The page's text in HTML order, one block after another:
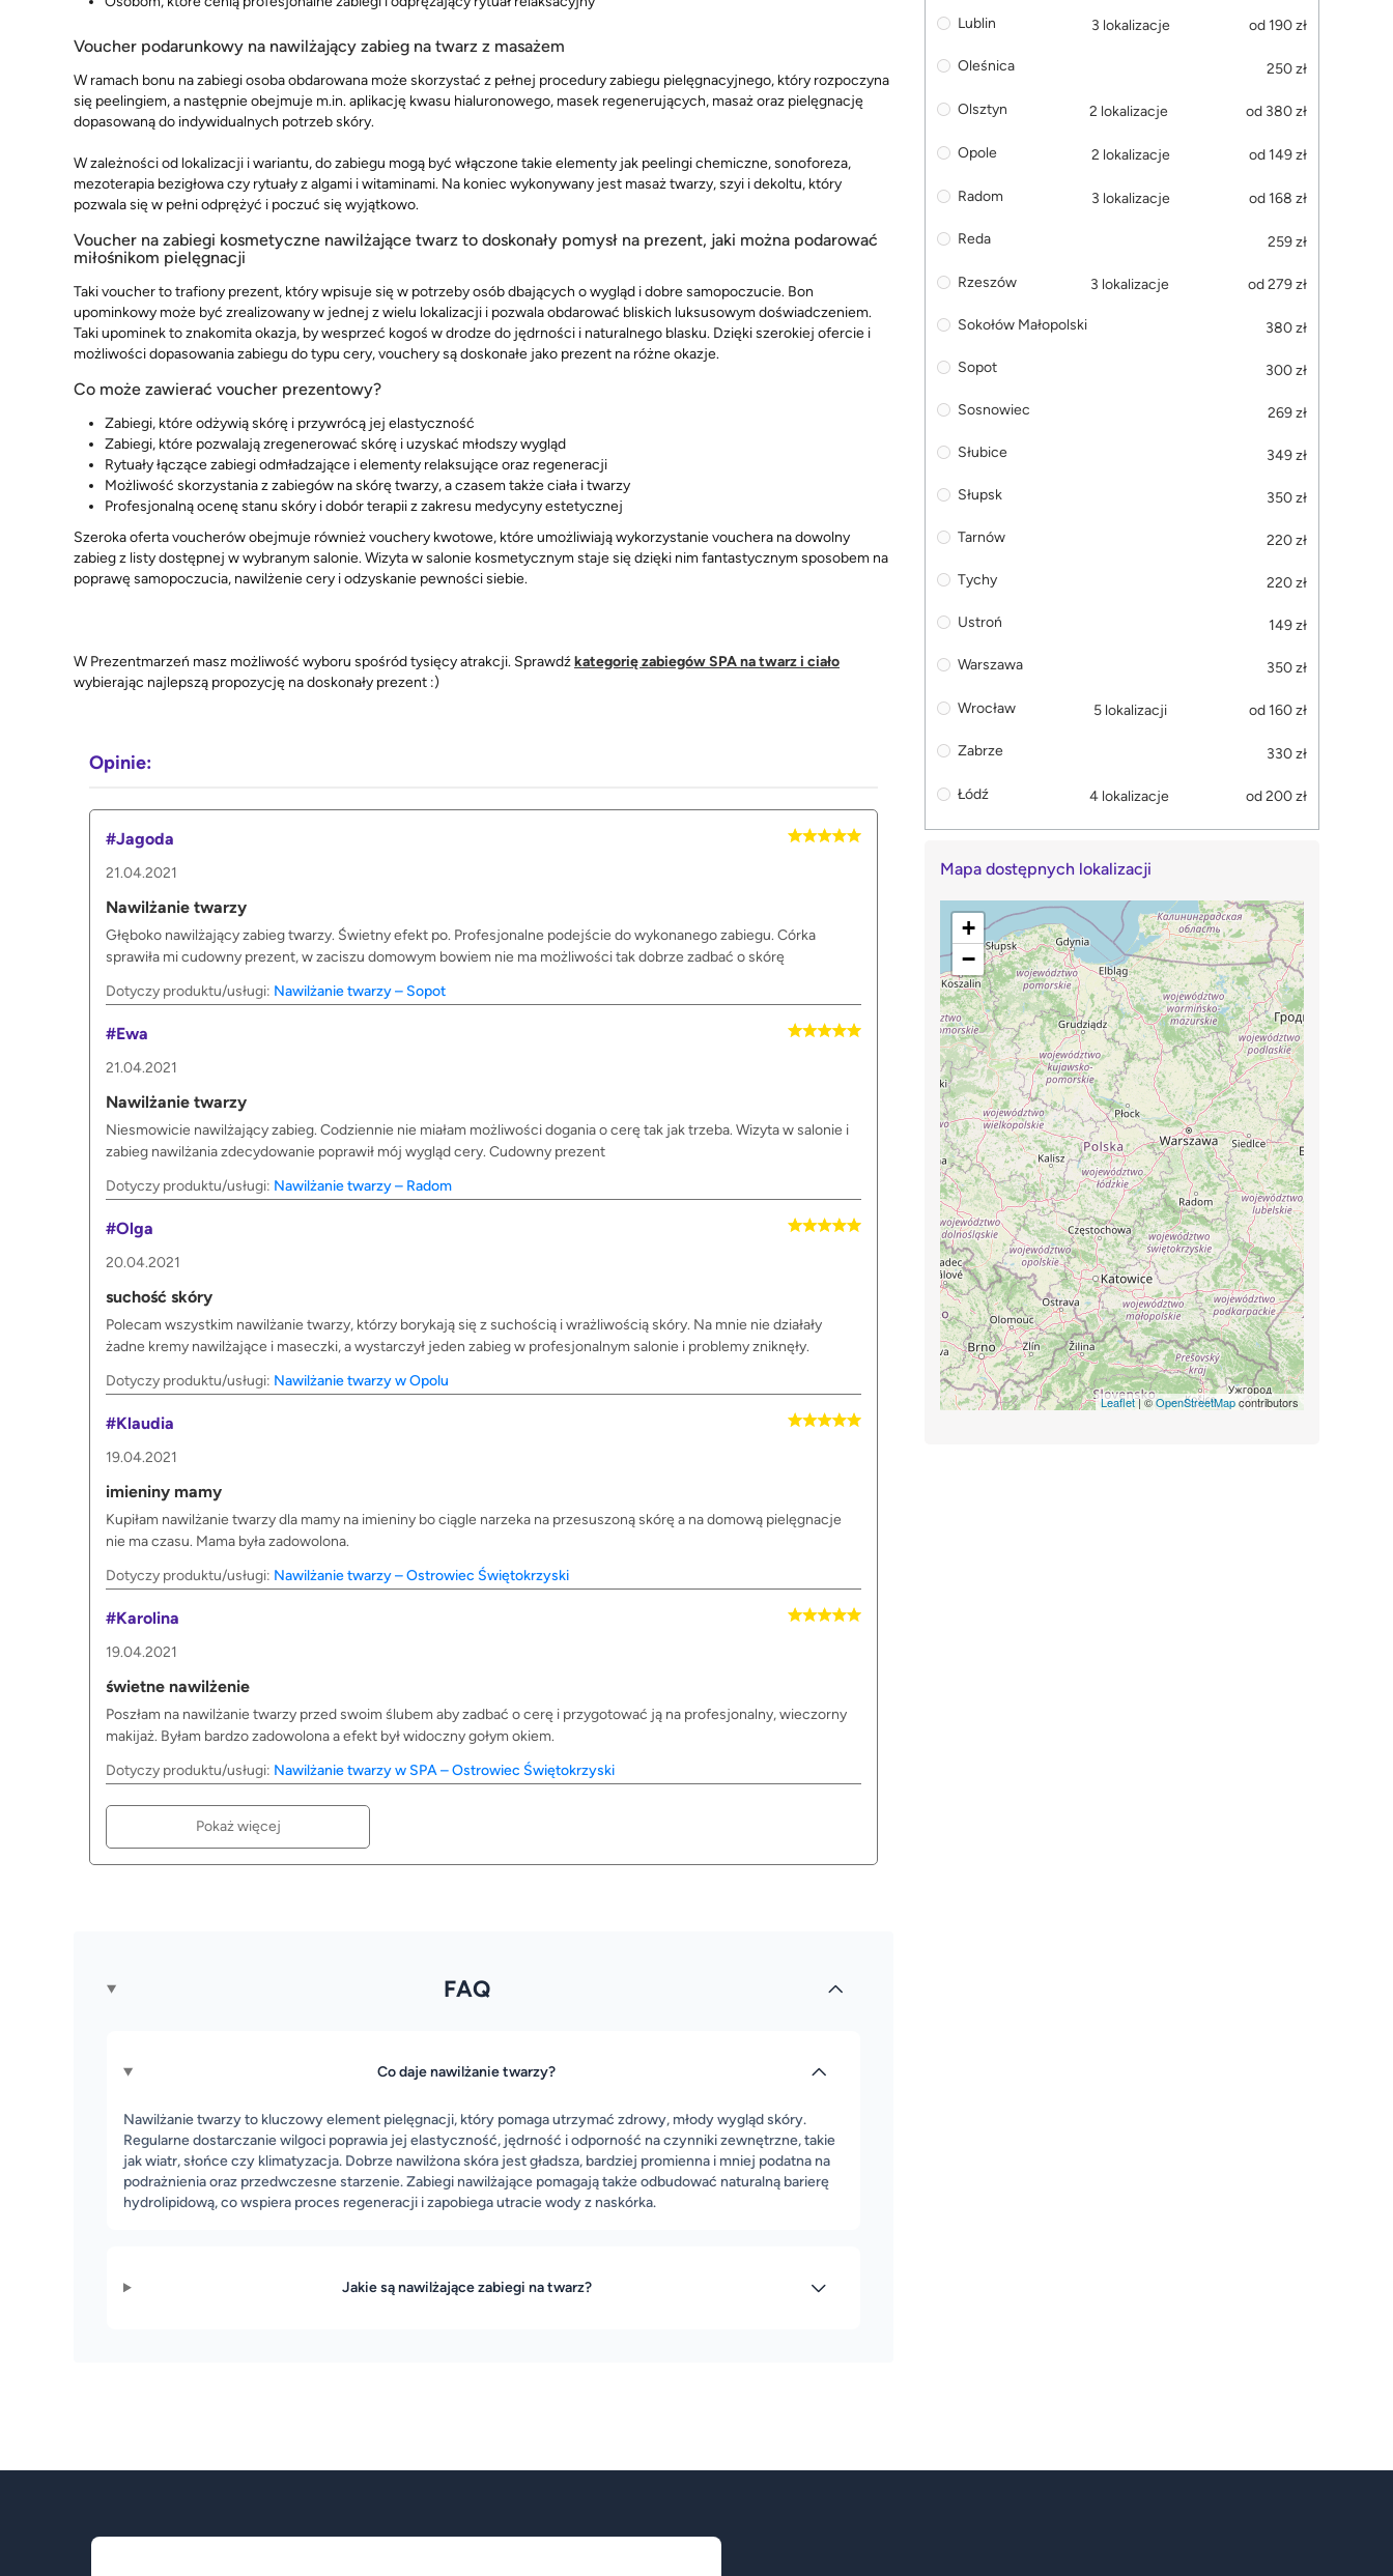
Voucher podarunkowy na nawilżający zabieg na twarz z masażem
W ramach bonu na zabiegi osoba obdarowana może skorzystać z pełnej procedury zabiegu pielęgnacyjnego, który rozpoczyna
się peelingiem, a następnie obejmuje m.in. aplikację kwasu hialuronowego, masek regenerujących, masaż oraz pielęgnację
dopasowaną do indywidualnych potrzeb skóry.
W zależności od lokalizacji i wariantu, do zabiegu mogą być włączone takie elementy jak peelingi chemiczne, sonoforeza,
mezoterapia bezigłowa czy rytuały z algami i witaminami. Na koniec wykonywany jest masaż twarzy, szyi i dekoltu, który
pozwala się w pełni odprężyć i poczuć się wyjątkowo.
Voucher na zabiegi kosmetyczne nawilżające twarz to doskonały pomysł na prezent, jaki można podarować
miłośnikom pielęgnacji
Taki voucher to trafiony prezent, który wpisuje się w potrzeby osób dbających o wygląd i dobre samopoczucie. Bon
upominkowy może być zrealizowany w jednej z wielu lokalizacji i pozwala obdarować bliskich luksusowym doświadczeniem.
Taki upominek to znakomita okazja, by wesprzeć kogoś w drodze do jędrności i naturalnego blasku. Dzięki szerokiej ofercie i
możliwości dopasowania zabiegu do typu cery, vouchery są doskonałe jako prezent na różne okazje.
Co może zawierać voucher prezentowy?
Zabiegi, które odżywią skórę i przywrócą jej elastyczność
Zabiegi, które pozwalają zregenerować skórę i uzyskać młodszy wygląd
Rytuały łączące zabiegi odmładzające i elementy relaksujące oraz regeneracji
Możliwość skorzystania z zabiegów na skórę twarzy, a czasem także ciała i twarzy
Profesjonalną ocenę stanu skóry i dobór terapii z zakresu medycyny estetycznej
Szeroka oferta voucherów obejmuje również vouchery kwotowe, które umożliwiają wykorzystanie vouchera na dowolny
zabieg z listy dostępnej w wybranym salonie. Wizyta w salonie kosmetycznym staje się dzięki nim fantastycznym sposobem na
poprawę samopoczucia, nawilżenie cery i odzyskanie pewności siebie.
W Prezentmarzeń masz możliwość wyboru spośród tysięcy atrakcji. Sprawdźkategorię zabiegów SPA na twarz i ciało
wybierając najlepszą propozycję na doskonały prezent :)
Opinie:
#Jagoda
21.04.2021
Nawilżanie twarzy
Głęboko nawilżający zabieg twarzy. Świetny efekt po. Profesjonalne podejście do wykonanego zabiegu. Córka
sprawiła mi cudowny prezent, w zaciszu domowym bowiem nie ma możliwości tak dobrze zadbać o skórę
Dotyczy produktu/usługi: Nawilżanie twarzy – Sopot
#Ewa
21.04.2021
Nawilżanie twarzy
Niesmowicie nawilżający zabieg. Codziennie nie miałam możliwości dogania o cerę tak jak trzeba. Wizyta w salonie i
zabieg nawilżania zdecydowanie poprawił mój wygląd cery. Cudowny prezent
Dotyczy produktu/usługi: Nawilżanie twarzy – Radom
#Olga
20.04.2021
suchość skóry
Polecam wszystkim nawilżanie twarzy, którzy borykają się z suchością i wrażliwością skóry. Na mnie nie działały
żadne kremy nawilżające i maseczki, a wystarczył jeden zabieg w profesjonalnym salonie i problemy zniknęły.
Dotyczy produktu/usługi: Nawilżanie twarzy w Opolu
#Klaudia
19.04.2021
imieniny mamy
Kupiłam nawilżanie twarzy dla mamy na imieniny bo ciągle narzeka na przesuszoną skórę a na domową pielęgnacje
nie ma czasu. Mama była zadowolona.
Dotyczy produktu/usługi: Nawilżanie twarzy – Ostrowiec Świętokrzyski
#Karolina
19.04.2021
świetne nawilżenie
Poszłam na nawilżanie twarzy przed swoim ślubem aby zadbać o cerę i przygotować ją na profesjonalny, wieczorny
makijaż. Byłam bardzo zadowolona a efekt był widoczny gołym okiem.
Dotyczy produktu/usługi: Nawilżanie twarzy w SPA – Ostrowiec Świętokrzyski
Pokaż więcej
FAQ
Co daje nawilżanie twarzy?
Nawilżanie twarzy to kluczowy element pielęgnacji, który pomaga utrzymać zdrowy, młody wygląd skóry.
Regularne dostarczanie wilgoci poprawia jej elastyczność, jędrność i odporność na czynniki zewnętrzne, takie
jak wiatr, słońce czy klimatyzacja. Dobrze nawilżona skóra jest gładsza, bardziej promienna i mniej podatna na
podrażnienia oraz przedwczesne starzenie. Zabiegi nawilżające pomagają także odbudować naturalną barierę
hydrolipidową, co wspiera proces regeneracji i zapobiega utracie wody z naskórka.
Jakie są nawilżające zabiegi na twarz?
Lublin 3 lokalizacje od 190 zł
Oleśnica 250 zł
Olsztyn 2 lokalizacje od 380 zł
Opole 2 lokalizacje od 149 zł
Radom 3 lokalizacje od 168 zł
Reda 259 zł
Rzeszów 3 lokalizacje od 279 zł
Sokołów Małopolski 380 zł
Sopot 300 zł
Sosnowiec 269 zł
Słubice 349 zł
Słupsk 350 zł
Tarnów 220 zł
Tychy 220 zł
Ustroń 149 zł
Warszawa 350 zł
Wrocław 5 lokalizacji od 160 zł
Zabrze 330 zł
Łódź 4 lokalizacje od 200 zł
Mapa dostępnych lokalizacji
+
−
Leaflet| ©OpenStreetMapcontributors